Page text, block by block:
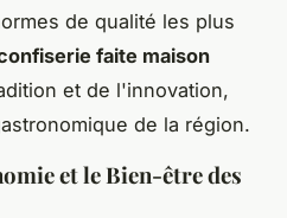
de qualité les plus
faite maison
et de l'innovation,
de la région.
et le Bien-être des